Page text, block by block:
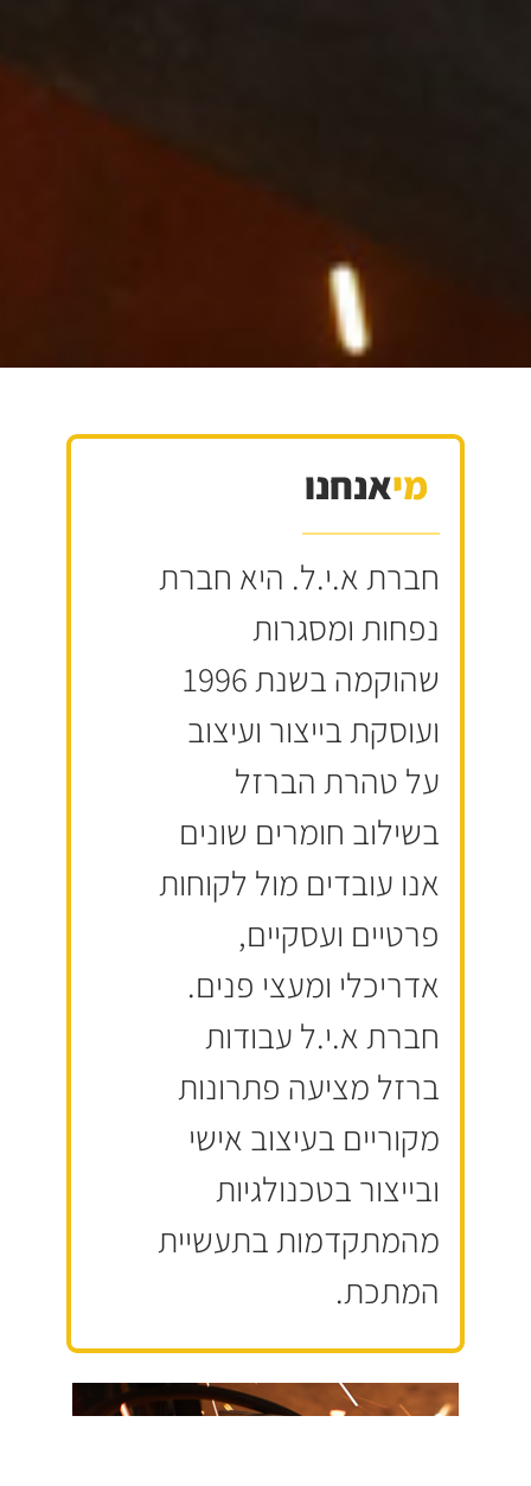
מיאנחנו
חברת א.י.ל. היא חברת
נפחות ומסגרות
שהוקמה בשנת 1996
ועוסקת בייצור ועיצוב
על טהרת הברזל
בשילוב חומרים שונים
אנו עובדים מול לקוחות
פרטיים ועסקיים,
אדריכלי ומעצי פנים.
חברת א.י.ל עבודות
ברזל מציעה פתרונות
מקוריים בעיצוב אישי
ובייצור בטכנולגיות
מהמתקדמות בתעשיית
המתכת.